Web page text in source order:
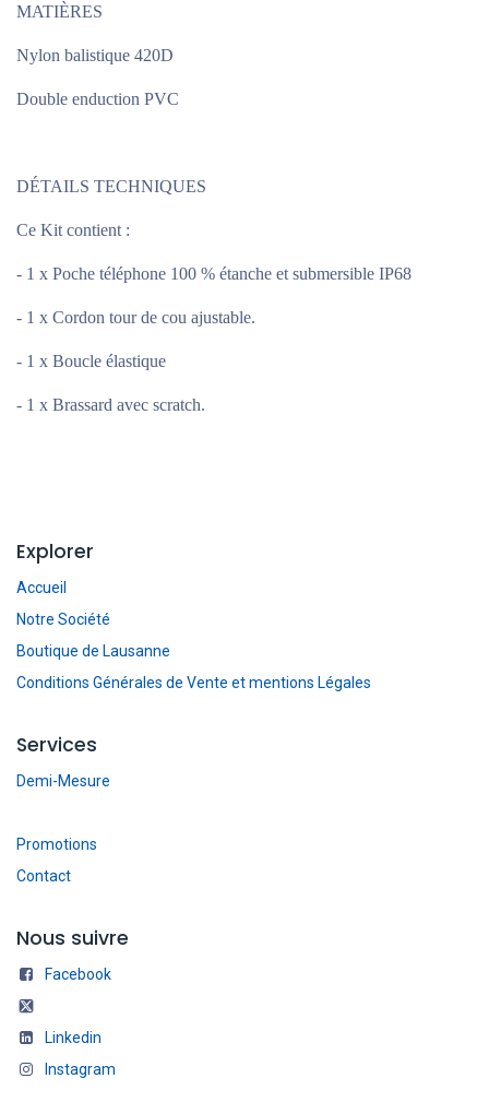
MATIÈRES
Nylon balistique 420D
Double enduction PVC
DÉTAILS TECHNIQUES
Ce Kit contient :
- 1 x Poche téléphone 100 % étanche et submersible IP68
- 1 x Cordon tour de cou ajustable.
- 1 x Boucle élastique
- 1 x Brassard avec scratch.
Explorer
Accueil
Notre Société
Boutique de Lausanne
Conditions Générales de Vente et mentions Légales
Services
Demi-Mesure
Promotions
Contact
Nous suivre
Facebook
Linkedin
Instagram